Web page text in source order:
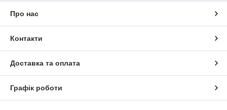
Про нас
Контакти
Доставка та оплата
Графік роботи